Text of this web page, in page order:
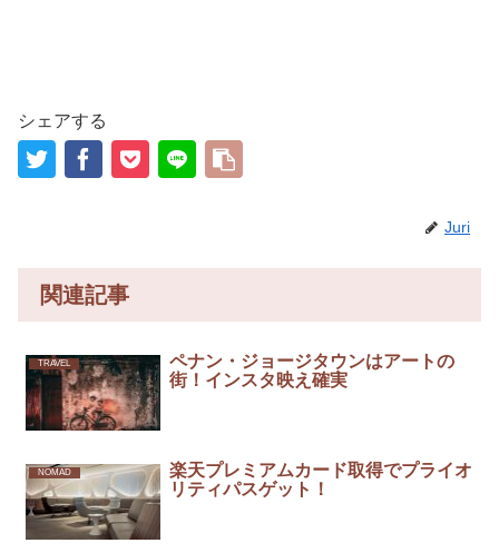
シェアする
Juri
関連記事
TRAVEL
ペナン・ジョージタウンはアートの
街！インスタ映え確実
NOMAD
楽天プレミアムカード取得でプライオ
リティパスゲット！